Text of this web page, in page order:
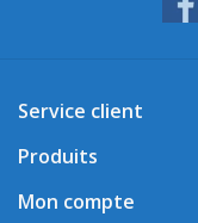
Service client
Produits
Mon compte